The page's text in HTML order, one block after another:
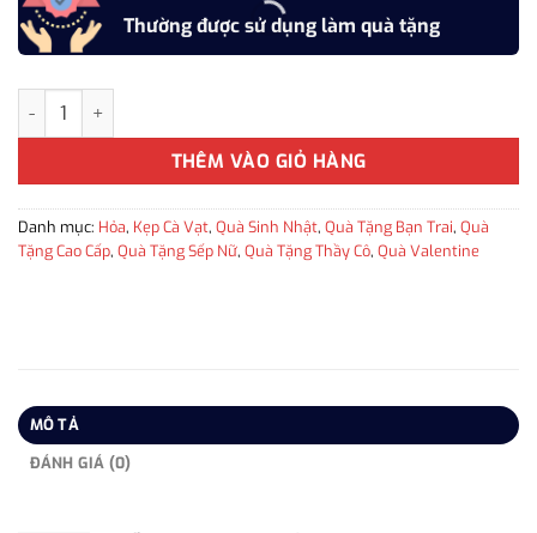
Thường được sử dụng làm quà tặng
Kẹp cà vạt Nam cao cấp đính đá KCV009 màu vàng khảm xà cừ
THÊM VÀO GIỎ HÀNG
Danh mục: Hỏa, Kẹp Cà Vạt, Quà Sinh Nhật, Quà Tặng Bạn Trai, Quà
Tặng Cao Cấp, Quà Tặng Sếp Nữ, Quà Tặng Thầy Cô, Quà Valentine
MÔ TẢ
ĐÁNH GIÁ (0)